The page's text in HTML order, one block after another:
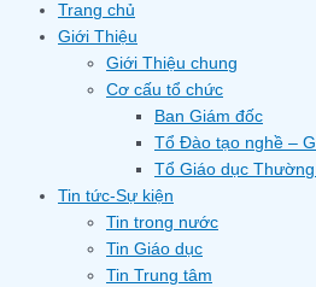
Trang chủ
Giới Thiệu
Giới Thiệu chung
Cơ cấu tổ chức
Ban Giám đốc
Tổ Đào tạo nghề –
Tổ Giáo dục
Tin tức-Sự kiện
Tin trong nước
Tin Giáo dục
Tin Trung tâm